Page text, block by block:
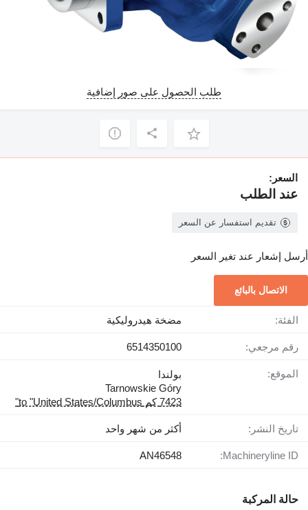
طلب الحصول على صور إضافية
السعر:
عند الطلب
تقديم استفسار عن السعر
أرسل إشعار عند تغير السعر
الاتصال بالبائع
الفئة: مضخة هيدروليكية
رقم مرجعي: 6514350100
الموقع:
بولندا
Tarnowskie Góry
7423 كم to "United States/Columbus"
تاريخ النشر: أكثر من شهر واحد
Machineryline ID:
AN46548
حالة المركبة